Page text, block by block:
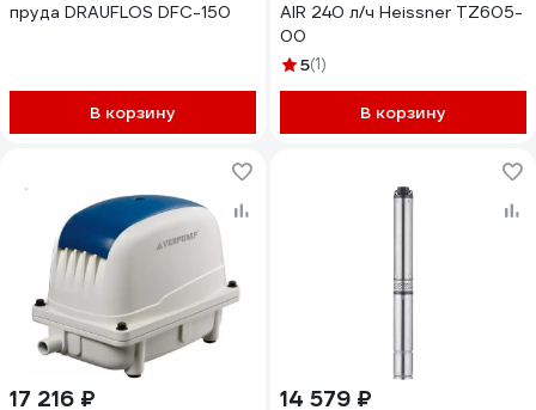
пруда DRAUFLOS DFC-150
В корзину
AIR 240 л/ч Heissner TZ605-
00
5(1)
В корзину
17 216 ₽ 14 579 ₽